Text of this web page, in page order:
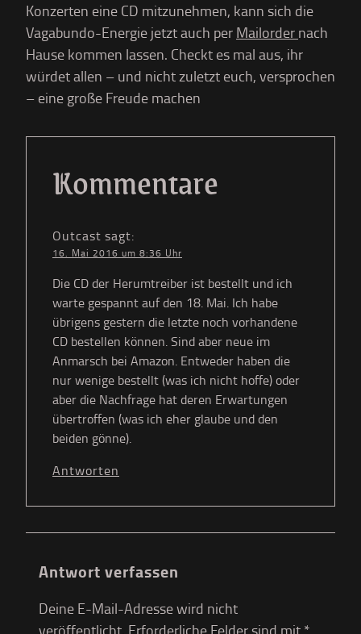
Konzerten eine CD mitzunehmen, kann sich die
Vagabundo-Energie jetzt auch per Mailorder nach
Hause kommen lassen. Checkt es mal aus, ihr
würdet allen – und nicht zuletzt euch, versprochen
– eine große Freude machen
Kommentare
Outcast sagt:
16. Mai 2016 um 8:36 Uhr
Die CD der Herumtreiber ist bestellt und ich
warte gespannt auf den 18. Mai. Ich habe
übrigens gestern die letzte noch vorhandene
CD bestellen können. Sind aber neue im
Anmarsch bei Amazon. Entweder haben die
nur wenige bestellt (was ich nicht hoffe) oder
aber die Nachfrage hat deren Erwartungen
übertroffen (was ich eher glaube und den
beiden gönne).
Antworten
Antwort verfassen
Deine E-Mail-Adresse wird nicht
veröffentlicht. Erforderliche Felder sind mit *